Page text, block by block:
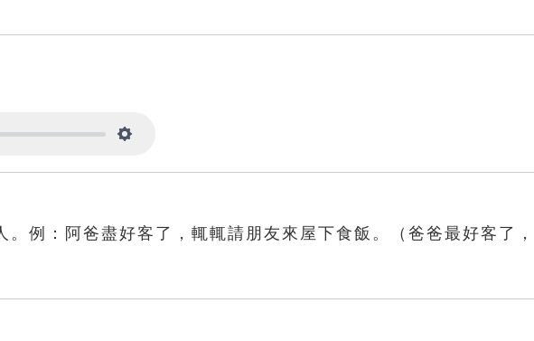
。例：阿爸盡好客了，輒輒請朋友來屋下食飯。（爸爸最好客了